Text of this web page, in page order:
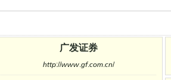
广发证券
http://www.gf.com.cn/